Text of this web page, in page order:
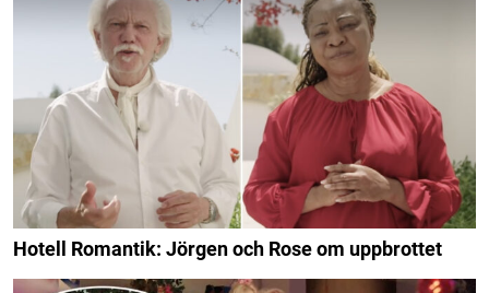
Hotell Romantik: Jörgen och Rose om uppbrottet